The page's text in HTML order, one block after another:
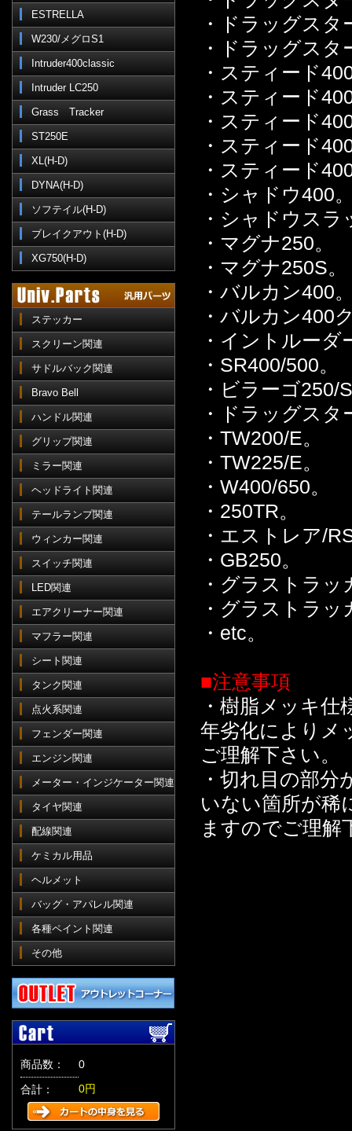
ESTRELLA
W230/メグロS1
Intruder400classic
Intruder LC250
Grass Tracker
ST250E
XL(H-D)
DYNA(H-D)
ソフテイル(H-D)
ブレイクアウト(H-D)
XG750(H-D)
ステッカー
スクリーン関連
サドルバック関連
Bravo Bell
ハンドル関連
グリップ関連
ミラー関連
ヘッドライト関連
テールランプ関連
ウィンカー関連
スイッチ関連
LED関連
エアクリーナー関連
マフラー関連
シート関連
タンク関連
点火系関連
フェンダー関連
エンジン関連
メーター・インジケーター関連
タイヤ関連
配線関連
ケミカル用品
ヘルメット
バッグ・アパレル関連
各種ペイント関連
その他
商品数：
0
合計：
0円
・ドラッグスタ
・ドラッグス
・スティード
・スティード
・スティード
・スティード
・スティード
・シャドウ400
・シャドウス
・マグナ250。
・マグナ250S。
・バルカン400
・バルカン400
・イントルー
・SR400/500。
・ビラーゴ250/
・ドラッグスタ
・TW200/E。
・TW225/E。
・W400/650。
・250TR。
・エストレア/
・GB250。
・グラストラッ
・グラストラ
・etc。
■注意事項
・樹脂メッキ
年劣化によりメ
ご理解下さい。
・切れ目の部
いない箇所が稀
ますのでご理解